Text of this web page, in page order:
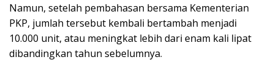
Namun, setelah pembahasan bersama Kementerian
PKP, jumlah tersebut kembali bertambah menjadi
10.000 unit, atau meningkat lebih dari enam kali lipat
dibandingkan tahun sebelumnya.